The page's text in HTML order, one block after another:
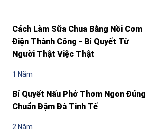
Cách Làm Sữa Chua Bằng Nồi Cơm
Điện Thành Công - Bí Quyết Từ
Người Thật Việc Thật
1 Năm
Bí Quyết Nấu Phở Thơm Ngon Đúng
Chuẩn Đậm Đà Tinh Tế
2 Năm